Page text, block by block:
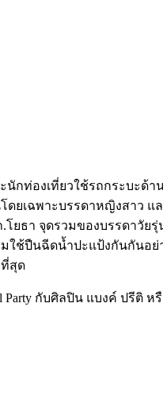
ท่องเที่ยวใช้รถกระบะด้า
เฉพาะบรรดาหญิงสาว แ
ยธา จุดรวมของบรรดาวัย
ใช้ปืนฉีดน้ำปะแป้งกันกันอ
ที่สุด
กับศิลปิน แบงค์ ปรีติ